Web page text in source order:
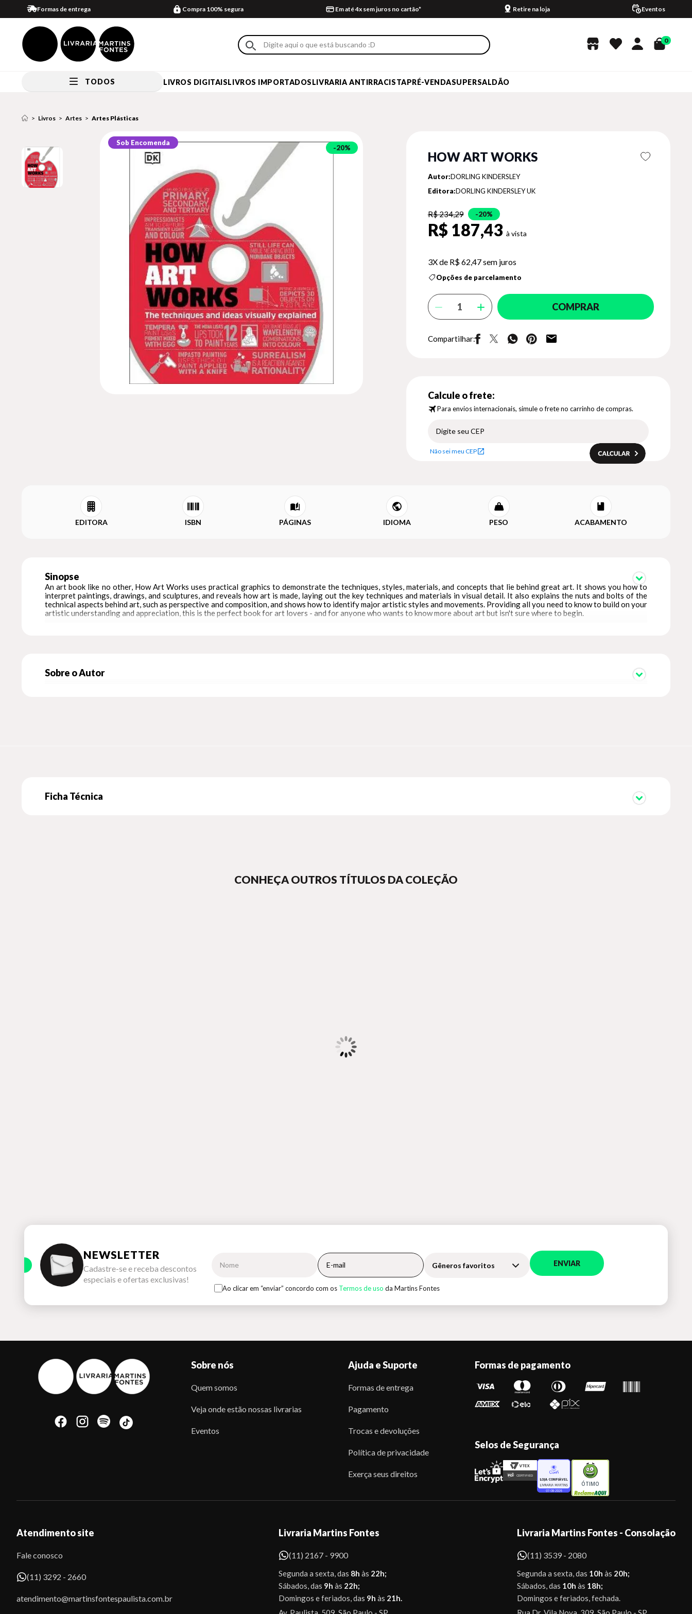
Formas de entrega Compra 100% segura Em até 4x sem juros no cartão* Retire na loja Eventos
0
TODOS LIVROS DIGITAISLIVROS IMPORTADOSLIVRARIA ANTIRRACISTAPRÉ-VENDASUPERSALDÃO
Livros Artes Artes Plásticas
Sob Encomenda
20%
HOW ART WORKS
Autor:DORLING KINDERSLEY
Editora:DORLING KINDERSLEY UK
R$ 234,29 20%
R$ 187,43
3X de R$ 62,47sem juros
Opções de parcelamento
COMPRAR
Compartilhar:
Calcule o frete:
Para envios internacionais, simule o frete no carrinho de compras.
Não sei meu CEP
EDITORA ISBN PÁGINAS IDIOMA PESO ACABAMENTO
Sinopse
An art book like no other, How Art Works uses practical graphics to demonstrate the techniques, styles, materials, and concepts that lie behind great art. It shows you how to
interpret paintings, drawings, and sculptures, and reveals how art is made, laying out the key techniques and materials in visual detail. It also explains the nuts and bolts of the
technical aspects behind art, such as perspective and composition, and shows how to identify major artistic styles and movements. Providing all you need to know to build on your
artistic understanding and appreciation, this is the perfect book for art lovers - and for anyone who wants to know more about art but isn't sure where to begin.
Sobre o Autor
Ficha Técnica
CONHEÇA OUTROS TÍTULOS DA COLEÇÃO
NEWSLETTER
Cadastre-se e receba descontos
especiais e ofertas exclusivas!
Gêneros favoritos ENVIAR
Ao clicar em “enviar” concordo com os Termos de uso da Martins Fontes
Sobre nós
Quem somos
Veja onde estão nossas livrarias
Eventos
Ajuda e Suporte
Formas de entrega
Pagamento
Trocas e devoluções
Política de privacidade
Exerça seus direitos
Formas de pagamento
Selos de Segurança
ÓTIMO
Atendimento site
Fale conosco
(11) 3292 - 2660
atendimento@martinsfontespaulista.com.br
Livraria Martins Fontes
(11) 2167 - 9900
Segunda a sexta, das 8h às 22h;
Sábados, das 9h às 22h;
Domingos e feriados, das 9h às 21h.
Livraria Martins Fontes - Consolação
(11) 3539 - 2080
Segunda a sexta, das 10h às 20h;
Sábados, das 10h às 18h;
Domingos e feriados, fechada.